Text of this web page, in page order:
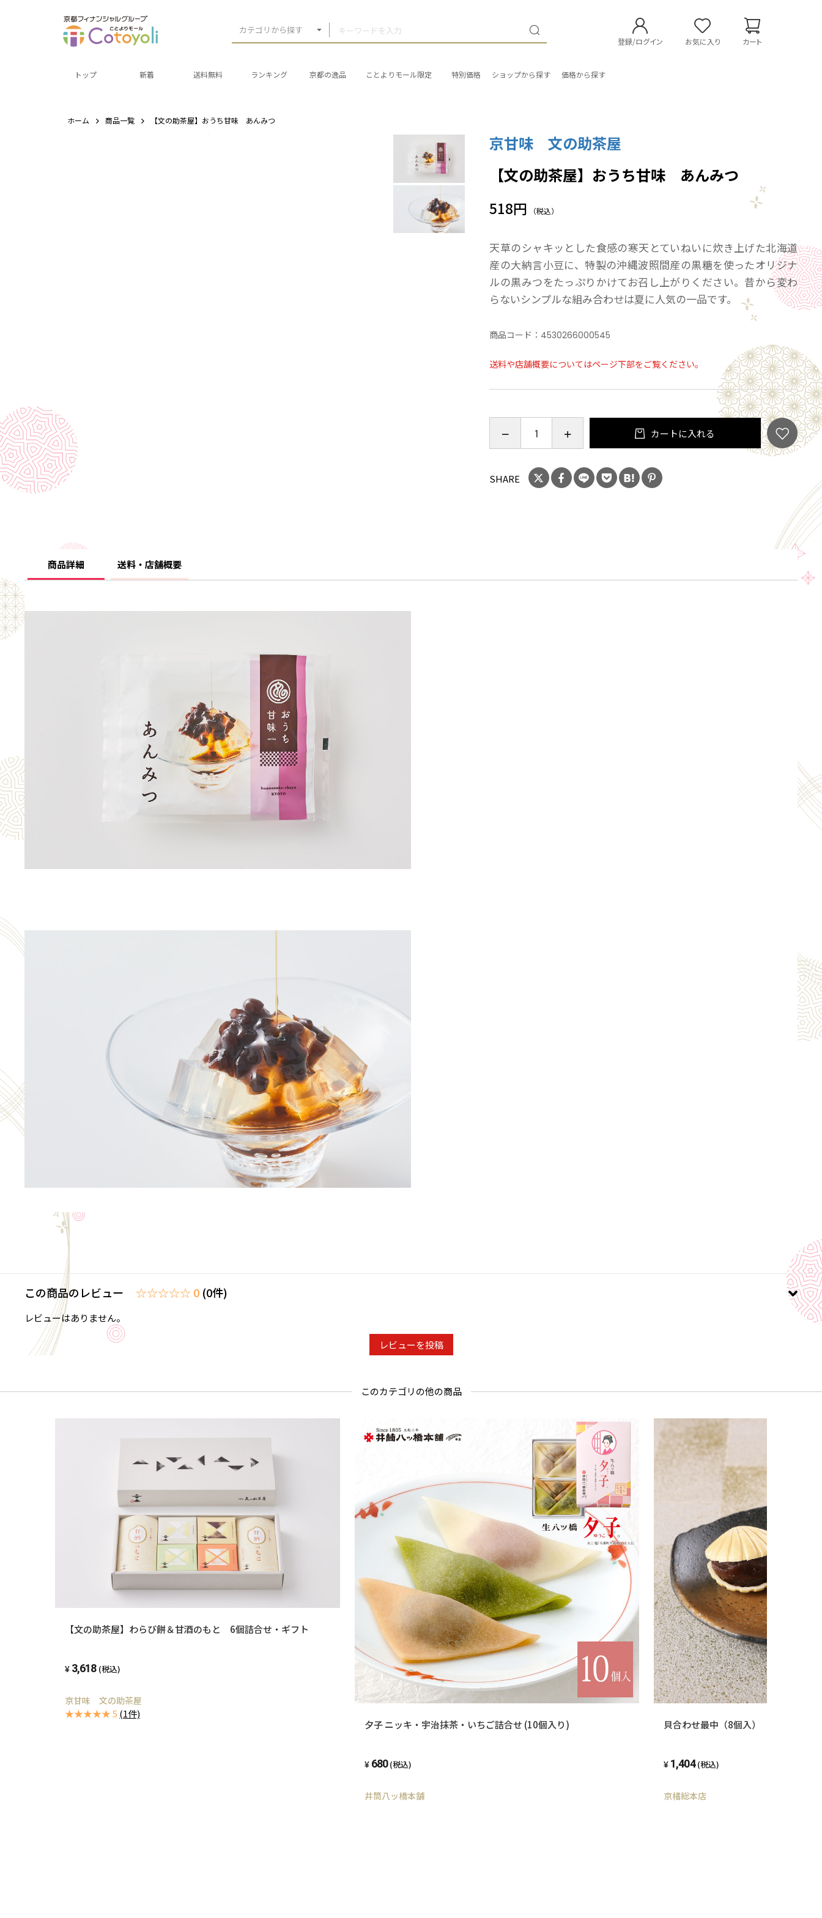
カテゴリから探す
登録/ログイン お気に入り カート
トップ 新着 送料無料 ランキング 京都の逸品 ことよりモール限定 特別価格 ショップから探す 価格から探す
ホーム 商品一覧 【文の助茶屋】おうち甘味 あんみつ
京甘味 文の助茶屋
【文の助茶屋】おうち甘味 あんみつ
518円 （税込）
天草のシャキッとした食感の寒天とていねいに炊き上げた北海道
産の大納言小豆に、特製の沖縄波照間産の黒糖を使ったオリジナ
ルの黒みつをたっぷりかけてお召し上がりください。昔から変わ
らないシンプルな組み合わせは夏に人気の一品です。
商品コード： 4530266000545
送料や店舗概要についてはページ下部をご覧ください。
カートに入れる
SHARE
商品詳細 送料・店舗概要
この商品のレビュー ☆☆☆☆☆ 0 (0件)
レビューはありません。
レビューを投稿
このカテゴリの他の商品
【文の助茶屋】わらび餅＆甘酒のもと 6個詰合せ・ギフト
3,618 (税込)
京甘味 文の助茶屋
★★★★★ 5 (1件)
夕子 ニッキ・宇治抹茶・いちご詰合せ (10個入り)
680 (税込)
井筒八ッ橋本舗
貝合わせ最中（8個入）
1,404 (税込)
京橘総本店